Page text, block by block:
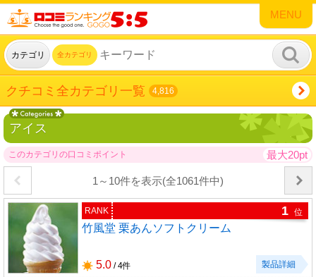
MENU
カテゴリ 全カテゴリ
クチコミ全カテゴリ一覧 4,816
アイス
このカテゴリの口コミポイント 最大20pt
1～10件を表示(全1061件中)
RANK 1 位
竹風堂 栗あんソフトクリーム
5.0 / 4件 製品詳細